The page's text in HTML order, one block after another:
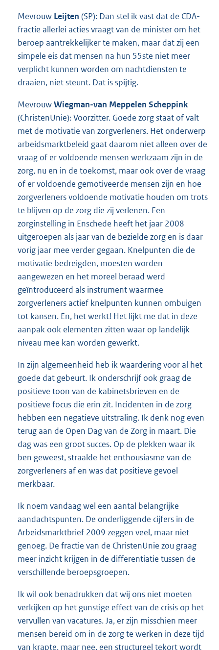
Mevrouw Leijten (SP): Dan stel ik vast dat de CDA-
fractie allerlei acties vraagt van de minister om het
beroep aantrekkelijker te maken, maar dat zij een
simpele eis dat mensen na hun 55ste niet meer
verplicht kunnen worden om nachtdiensten te
draaien, niet steunt. Dat is spijtig.
MevrouwWiegman-van Meppelen Scheppink
(ChristenUnie): Voorzitter. Goede zorg staat of valt
met de motivatie van zorgverleners. Het onderwerp
arbeidsmarktbeleid gaat daarom niet alleen over de
vraag of er voldoende mensen werkzaam zijn in de
zorg, nu en in de toekomst, maar ook over de vraag
of er voldoende gemotiveerde mensen zijn en hoe
zorgverleners voldoende motivatie houden om trots
te blijven op de zorg die zij verlenen. Een
zorginstelling in Enschede heeft het jaar 2008
uitgeroepen als jaar van de bezielde zorg en is daar
vorig jaar mee verder gegaan. Knelpunten die de
motivatie bedreigden, moesten worden
aangewezen en het moreel beraad werd
geïntroduceerd als instrument waarmee
zorgverleners actief knelpunten kunnen ombuigen
tot kansen. En, het werkt! Het lijkt me dat in deze
aanpak ook elementen zitten waar op landelijk
niveau mee kan worden gewerkt.
In zijn algemeenheid heb ik waardering voor al het
goede dat gebeurt. Ik onderschrijf ook graag de
positieve toon van de kabinetsbrieven en de
positieve focus die erin zit. Incidenten in de zorg
hebben een negatieve uitstraling. Ik denk nog even
terug aan de Open Dag van de Zorg in maart. Die
dag was een groot succes. Op de plekken waar ik
ben geweest, straalde het enthousiasme van de
zorgverleners af en was dat positieve gevoel
merkbaar.
Ik noem vandaag wel een aantal belangrijke
aandachtspunten. De onderliggende cijfers in de
Arbeidsmarktbrief 2009 zeggen veel, maar niet
genoeg. De fractie van de ChristenUnie zou graag
meer inzicht krijgen in de differentiatie tussen de
verschillende beroepsgroepen.
Ik wil ook benadrukken dat wij ons niet moeten
verkijken op het gunstige effect van de crisis op het
vervullen van vacatures. Ja, er zijn misschien meer
mensen bereid om in de zorg te werken in deze tijd
van krapte, maar nee, een structureel tekort wordt